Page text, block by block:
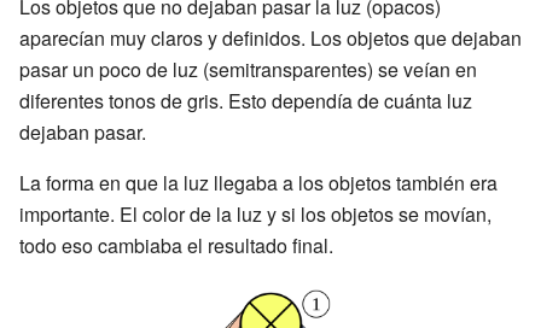
Los objetos que no dejaban pasar la luz (opacos)
aparecían muy claros y definidos. Los objetos que dejaban
pasar un poco de luz (semitransparentes) se veían en
diferentes tonos de gris. Esto dependía de cuánta luz
dejaban pasar.
La forma en que la luz llegaba a los objetos también era
importante. El color de la luz y si los objetos se movían,
todo eso cambiaba el resultado final.